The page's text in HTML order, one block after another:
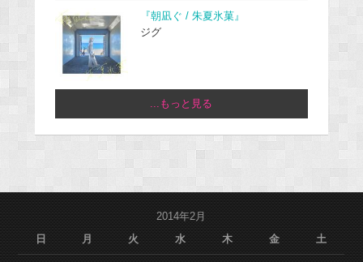
『朝凪ぐ / 朱夏氷菓』
ジグ
...もっと見る
2014年2月
日
月 火 水 木 金 土